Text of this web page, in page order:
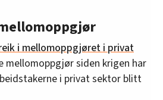
i mellomoppgjøret i privat
mellomoppgjør siden krigen har
i privat sektor blitt